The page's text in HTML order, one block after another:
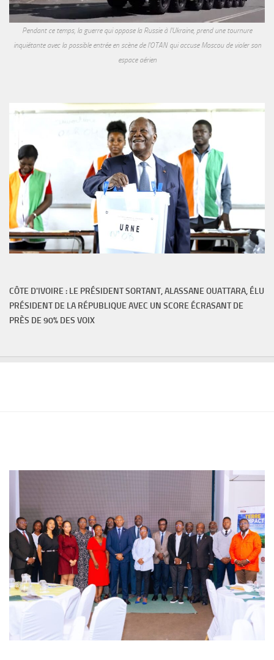
Pendant ce temps, la guerre qui oppose la Russie à l'Ukraine, prend une tournure
inquiétante avec la possible entrée en scène de l'OTAN qui accuse Moscou de violer son
espace aérien
CÔTE D'IVOIRE : LE PRÉSIDENT SORTANT, ALASSANE OUATTARA, ÉLU
PRÉSIDENT DE LA RÉPUBLIQUE AVEC UN SCORE ÉCRASANT DE
PRÈS DE 90% DES VOIX